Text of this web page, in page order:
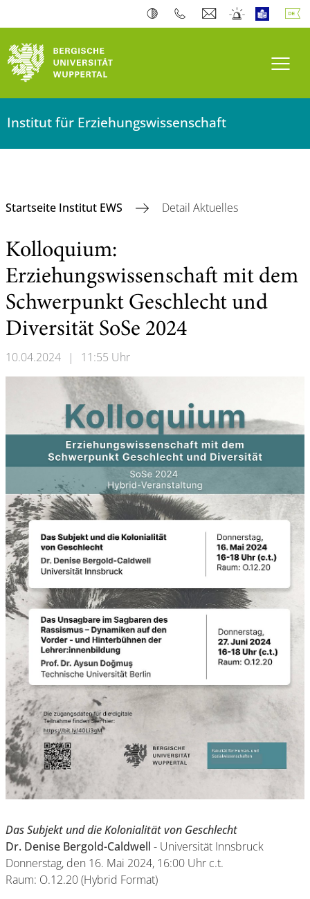
Institut für Erziehungswissenschaft
Startseite Institut EWS Detail Aktuelles
Kolloquium:
Erziehungswissenschaft mit dem
Schwerpunkt Geschlecht und
Diversität SoSe 2024
10.04.2024 | 11:55 Uhr
Das Subjekt und die Kolonialität von Geschlecht
Dr. Denise Bergold-Caldwell - Universität Innsbruck
Donnerstag, den 16. Mai 2024, 16:00 Uhr c.t.
Raum: O.12.20 (Hybrid Format)